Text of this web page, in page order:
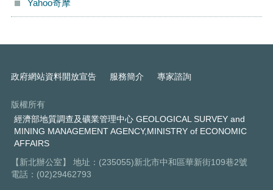
Yahoo奇摩
政府網站資料開放宣告 服務簡介 專家諮詢
版權所有
經濟部地質調查及礦業管理中心 GEOLOGICAL SURVEY and
MINING MANAGEMENT AGENCY,MINISTRY of ECONOMIC
AFFAIRS
【新北辦公室】 地址：(235055)新北市中和區華新街109巷2號
電話：(02)29462793